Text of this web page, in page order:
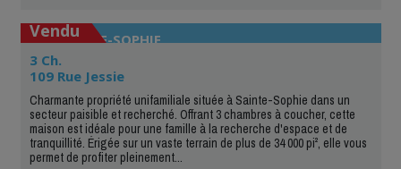
SAINTE-SOPHIE
Vendu
3 Ch.
109 Rue Jessie
Charmante propriété unifamiliale située à Sainte-Sophie dans un
secteur paisible et recherché. Offrant 3 chambres à coucher, cette
maison est idéale pour une famille à la recherche d'espace et de
tranquillité. Érigée sur un vaste terrain de plus de 34 000 pi², elle vous
permet de profiter pleinement...